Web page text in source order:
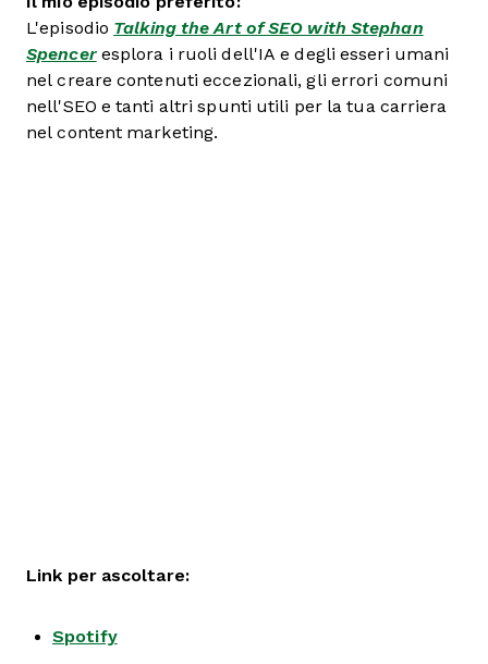
L'episodio Talking the Art of SEO with Stephan
Spenceresplora i ruoli dell'IA e degli esseri umani
nel creare contenuti eccezionali, gli errori comuni
nell'SEO e tanti altri spunti utili per la tua carriera
nel content marketing.
Link per ascoltare:
Spotify